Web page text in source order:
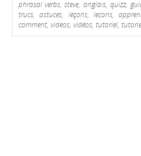
phrasal verbs, steve, anglais, quizz,
trucs, astuces, leçons, lecons,
comment, videos, vidéos, tutoriel,